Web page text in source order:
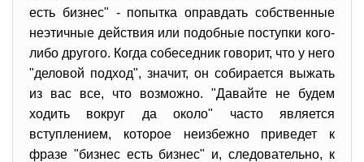
есть бизнес" - попытка оправдать собственные
неэтичные действия или подобные поступки кого-
либо другого. Когда собеседник говорит, что у него
"деловой подход", значит, он собирается выжать
из вас все, что возможно. "Давайте не будем
ходить вокруг да около" часто является
вступлением, которое неизбежно приведет к
фразе "бизнес есть бизнес" и, следовательно, к